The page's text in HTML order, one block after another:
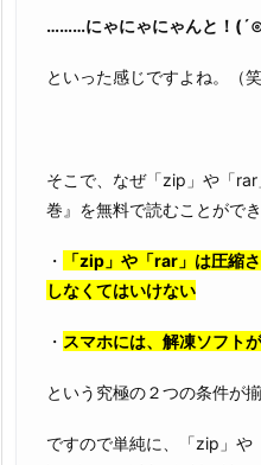
………にゃにゃにゃんと！
といった感じですよね。（笑
そこで、なぜ「zip」や「
巻』を無料で読むことがで
・
「zip」や「rar」は圧縮
しなくてはいけない
・ スマホには、解凍ソフト
という究極の２つの条件が
ですので単純に、「zip」や